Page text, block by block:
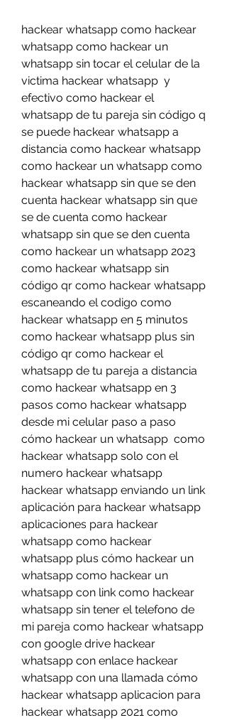
hackear whatsapp como hackear
whatsapp como hackear un
whatsapp sin tocar el celular de la
victima hackear whatsapp  y
efectivo como hackear el
whatsapp de tu pareja sin código q
se puede hackear whatsapp a
distancia como hackear whatsapp
como hackear un whatsapp como
hackear whatsapp sin que se den
cuenta hackear whatsapp sin que
se de cuenta como hackear
whatsapp sin que se den cuenta
como hackear un whatsapp 2023
como hackear whatsapp sin
código qr como hackear whatsapp
escaneando el codigo como
hackear whatsapp en 5 minutos
como hackear whatsapp plus sin
código qr como hackear el
whatsapp de tu pareja a distancia
como hackear whatsapp en 3
pasos como hackear whatsapp
desde mi celular paso a paso
cómo hackear un whatsapp  como
hackear whatsapp solo con el
numero hackear whatsapp
hackear whatsapp enviando un link
aplicación para hackear whatsapp
aplicaciones para hackear
whatsapp como hackear
whatsapp plus cómo hackear un
whatsapp como hackear un
whatsapp con link como hackear
whatsapp sin tener el telefono de
mi pareja como hackear whatsapp
con google drive hackear
whatsapp con enlace hackear
whatsapp con una llamada cómo
hackear whatsapp aplicacion para
hackear whatsapp 2021 como